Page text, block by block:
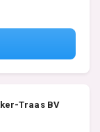
Traas BV